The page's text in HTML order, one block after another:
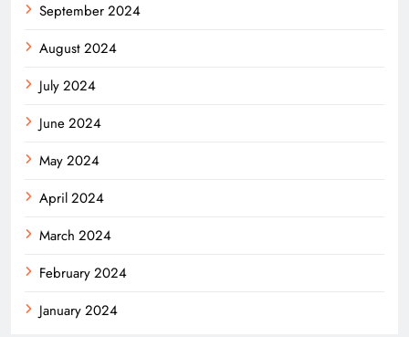
September 2024
August 2024
July 2024
June 2024
May 2024
April 2024
March 2024
February 2024
January 2024